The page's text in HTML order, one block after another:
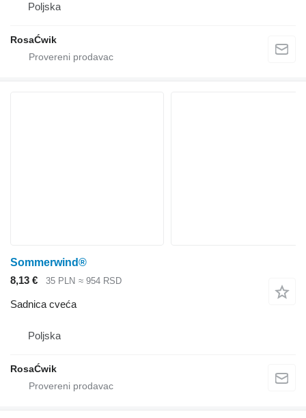
Poljska
RosaĆwik
Sommerwind®
8,13 €
35 PLN ≈ 954 RSD
Sadnica cveća
Poljska
RosaĆwik